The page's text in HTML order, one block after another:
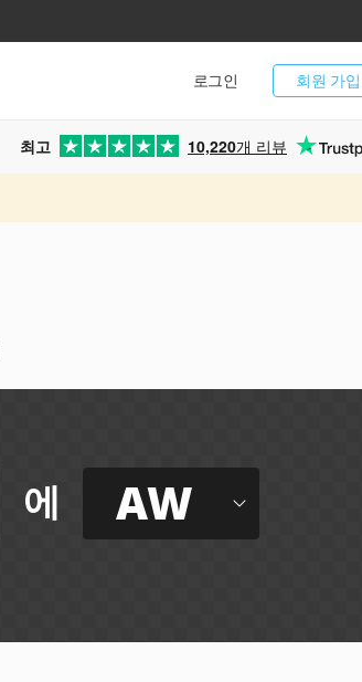
회원 가입
로그인
최고 10,220개 리뷰
에 AW